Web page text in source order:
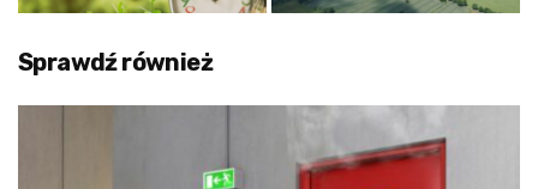
Sprawdź również